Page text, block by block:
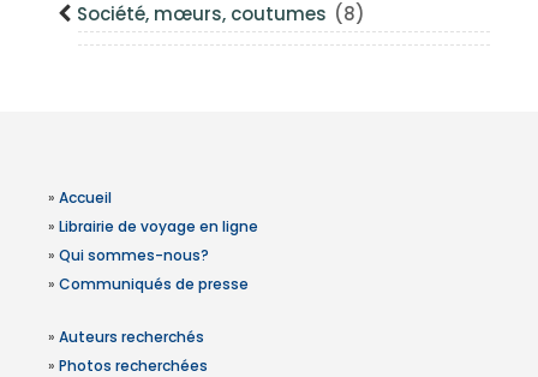
Société, mœurs, coutumes (8)
» Accueil
» Librairie de voyage en ligne
» Qui sommes-nous?
» Communiqués de presse
» Auteurs recherchés
» Photos recherchées